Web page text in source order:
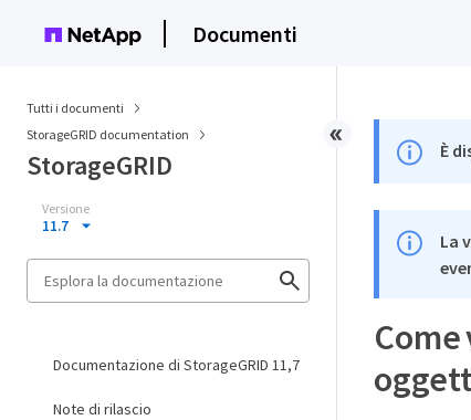
Documenti
Tutti i documenti
StorageGRID documentation
StorageGRID
Versione
11.7
Documentazione di StorageGRID 11,7
Note di rilascio
È
La